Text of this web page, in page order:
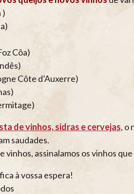
)
Côa)
Côte d’Auxerre)
de vinhos, sidras e cervejas, o
saudades.
vinhos, assinalamos os vinhos
à vossa espera!